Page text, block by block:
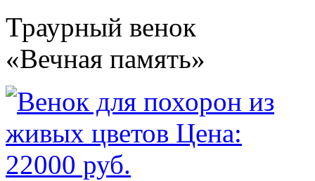
Траурный венок
«Вечная память»